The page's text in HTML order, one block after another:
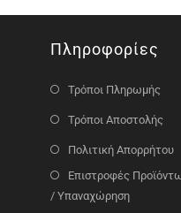
Πληροφορίες
Τρόποι Πληρωμής
Τρόποι Αποστολής
Πολιτική Απορρήτου
Επιστροφές
/ Υπαναχώρηση